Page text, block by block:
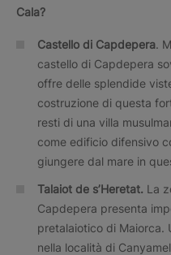
Cala?
Castello di Capdepera.
castello di Capdepera
offre delle splendide
costruzione di questa
resti di una villa
come edificio difensivo
giungere dal mare in
Talaiot de s’Heretat. La
Capdepera presenta
pretalaiotico di Maiorca.
nella località di